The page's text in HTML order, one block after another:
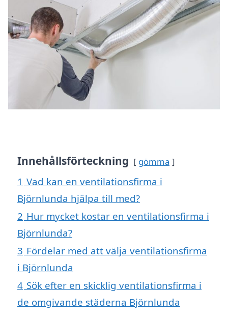
Innehållsförteckning gömma
1 Vad kan en ventilationsfirma i
Björnlunda hjälpa till med?
2 Hur mycket kostar en ventilationsfirma i
Björnlunda?
3 Fördelar med att välja ventilationsfirma
i Björnlunda
4 Sök efter en skicklig ventilationsfirma i
de omgivande städerna Björnlunda